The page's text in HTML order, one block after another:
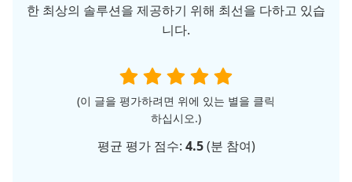
한 최상의 솔루션을 제공하기 위해 최선을 다하고 있습
니다.
(이 글을 평가하려면 위에 있는 별을 클릭
하십시오.)
평균 평가 점수: 4.5(분 참여)